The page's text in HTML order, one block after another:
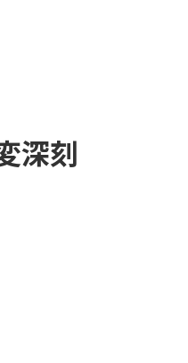
深刻